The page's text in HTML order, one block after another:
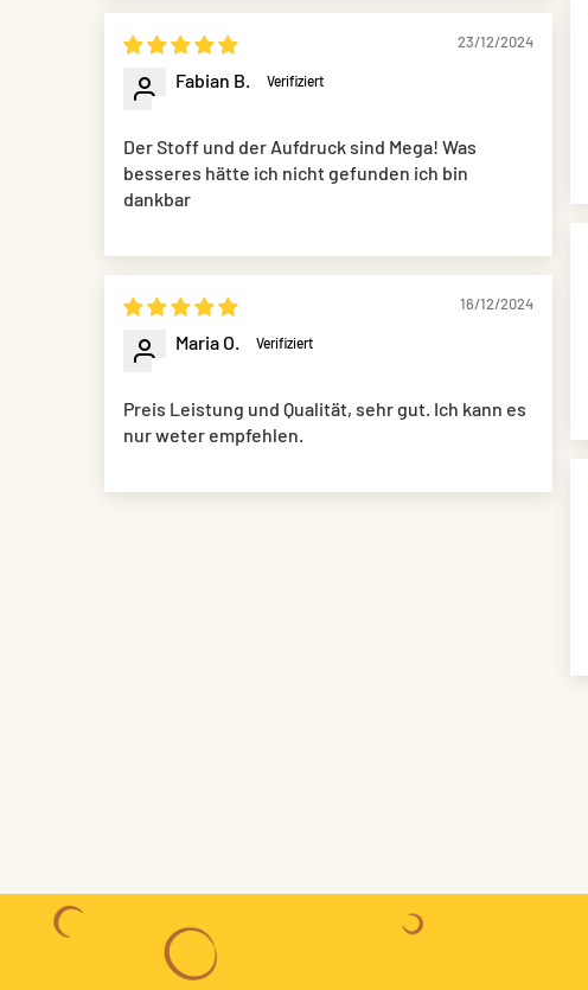
23/12/2024
Fabian B.
Der Stoff und der Aufdruck sind Mega! Was
besseres hätte ich nicht gefunden ich bin
dankbar
16/12/2024
Maria O.
Preis Leistung und Qualität, sehr gut. Ich kann es
nur weter empfehlen.